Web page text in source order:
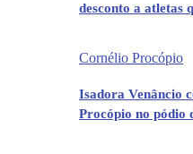
desconto a
Cornélio Procópio
Isadora Venâncio
Procópio no pódio